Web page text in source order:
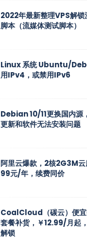
2022年最新整理VPS解锁
脚本（流媒体测试脚本）
Linux 系统 Ubuntu/
用IPv4，或禁用IPv6
Debian 10/11更换国内源
更新和软件无法安装问题
阿里云爆款，2核2G3M云
99元/年，续费同价
CoalCloud（碳云）便宜
套餐补货，￥12.99/月起
解锁